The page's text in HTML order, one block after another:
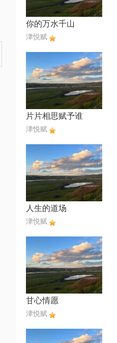
你的万水千山
津悦赋
片片相思赋予谁
津悦赋
人生的道场
津悦赋
甘心情愿
津悦赋